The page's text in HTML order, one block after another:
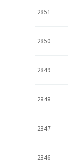
2851
2850
2849
2848
2847
2846